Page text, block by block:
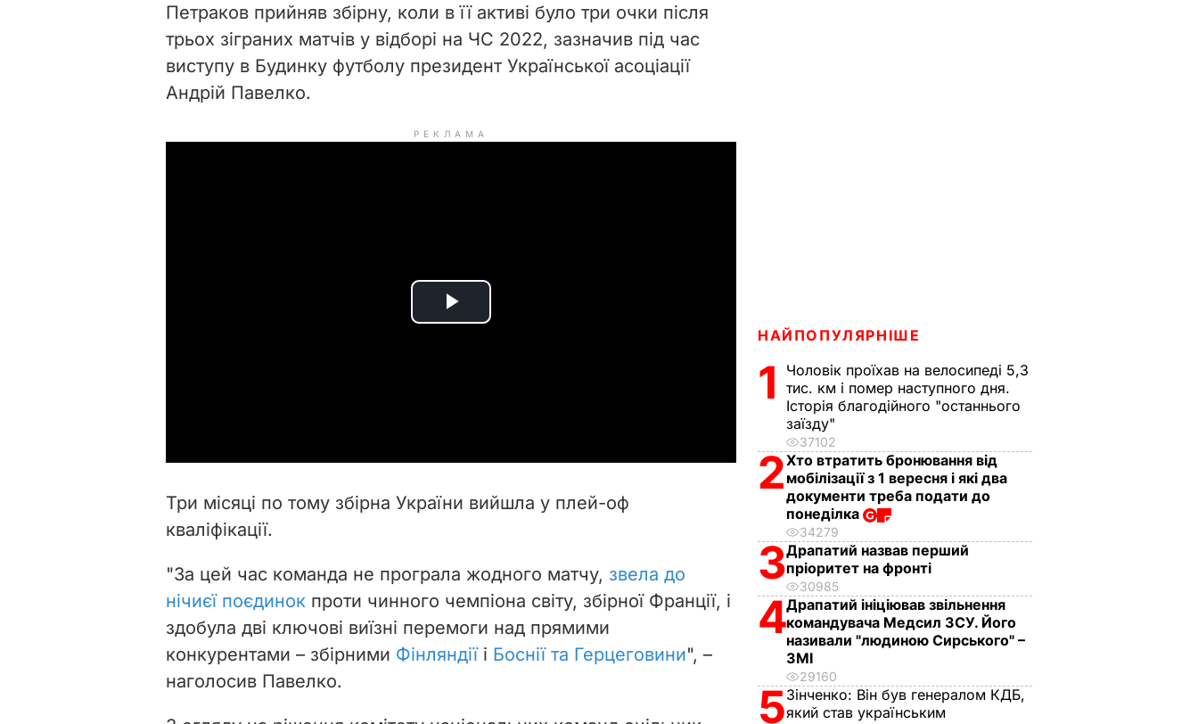
Петраков прийняв збірну, коли в її активі було три очки після
трьох зіграних матчів у відборі на ЧС 2022, зазначив під час
виступу в Будинку футболу президент Української асоціації
Андрій Павелко.
РЕКЛАМА
P
d
e
o
Три місяці по тому збірна України вийшла у плей-оф
кваліфікації.
"За цей час команда не програла жодного матчу, звела до
нічиєї поєдинок проти чинного чемпіона світу, збірної Франції, і
здобула дві ключові виїзні перемоги над прямими
конкурентами – збірними Фінляндіїі Боснії та Герцеговини", –
наголосив Павелко.
НАЙПОПУЛЯРНІШЕ
1
Чоловік проїхав на велосипеді 5,3
тис. км і помер наступного дня.
Історія благодійного "останнього
заїзду"
37102
2Хто втратить бронювання від
мобілізації з 1 вересня і які два
документи треба подати до
понеділка
34279
3Драпатий назвав перший
пріоритет на фронті
30985
4Драпатий ініціював звільнення
командувача Медсил ЗСУ. Його
називали "людиною Сирського" –
ЗМІ
29160
5Зінченко: Він був генералом КДБ,
який став українським